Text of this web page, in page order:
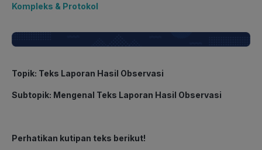
Kompleks & Protokol
Topik: Teks Laporan Hasil Observasi
Subtopik: Mengenal Teks Laporan Hasil Observasi
Perhatikan kutipan teks berikut!